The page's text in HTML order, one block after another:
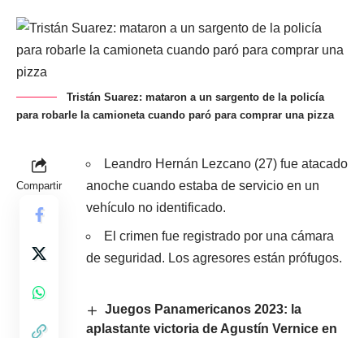
Tristán Suarez: mataron a un sargento de la policía
para robarle la camioneta cuando paró para comprar una pizza
Compartir
Leandro Hernán Lezcano (27) fue atacado
anoche cuando estaba de servicio en un
vehículo no identificado.
El crimen fue registrado por una cámara
de seguridad. Los agresores están prófugos.
Juegos Panamericanos 2023: la
aplastante victoria de Agustín Vernice en